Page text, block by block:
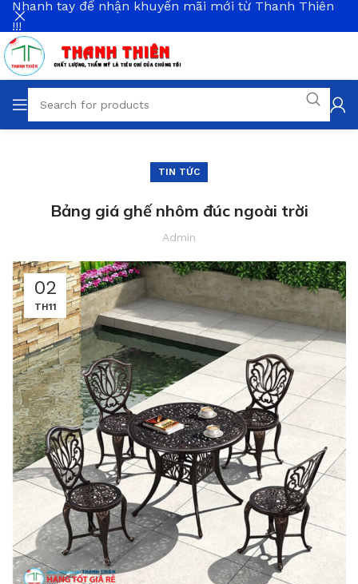
TIN TỨC
Bảng giá ghế nhôm đúc ngoài trời
Admin
02
TH11
Nhanh tay để nhận khuyến mãi mới từ Thanh Thiên
!!!